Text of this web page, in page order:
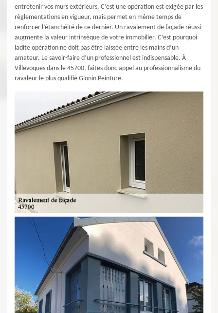
entretenir vos murs extérieurs. C’est une opération est exigée par les
règlementations en vigueur, mais permet en même temps de
renforcer l’étanchéité de ce dernier. Un ravalement de façade réussi
augmente la valeur intrinsèque de votre immobilier. C’est pourquoi
ladite opération ne doit pas être laissée entre les mains d’un
amateur. Le savoir-faire d’un professionnel est indispensable. À
Villevoques dans le 45700, faites donc appel au professionnalisme du
ravaleur le plus qualifié Glonin Peinture.